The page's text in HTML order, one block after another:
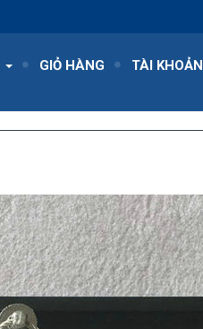
GIỎ HÀNG TÀI KHOẢN